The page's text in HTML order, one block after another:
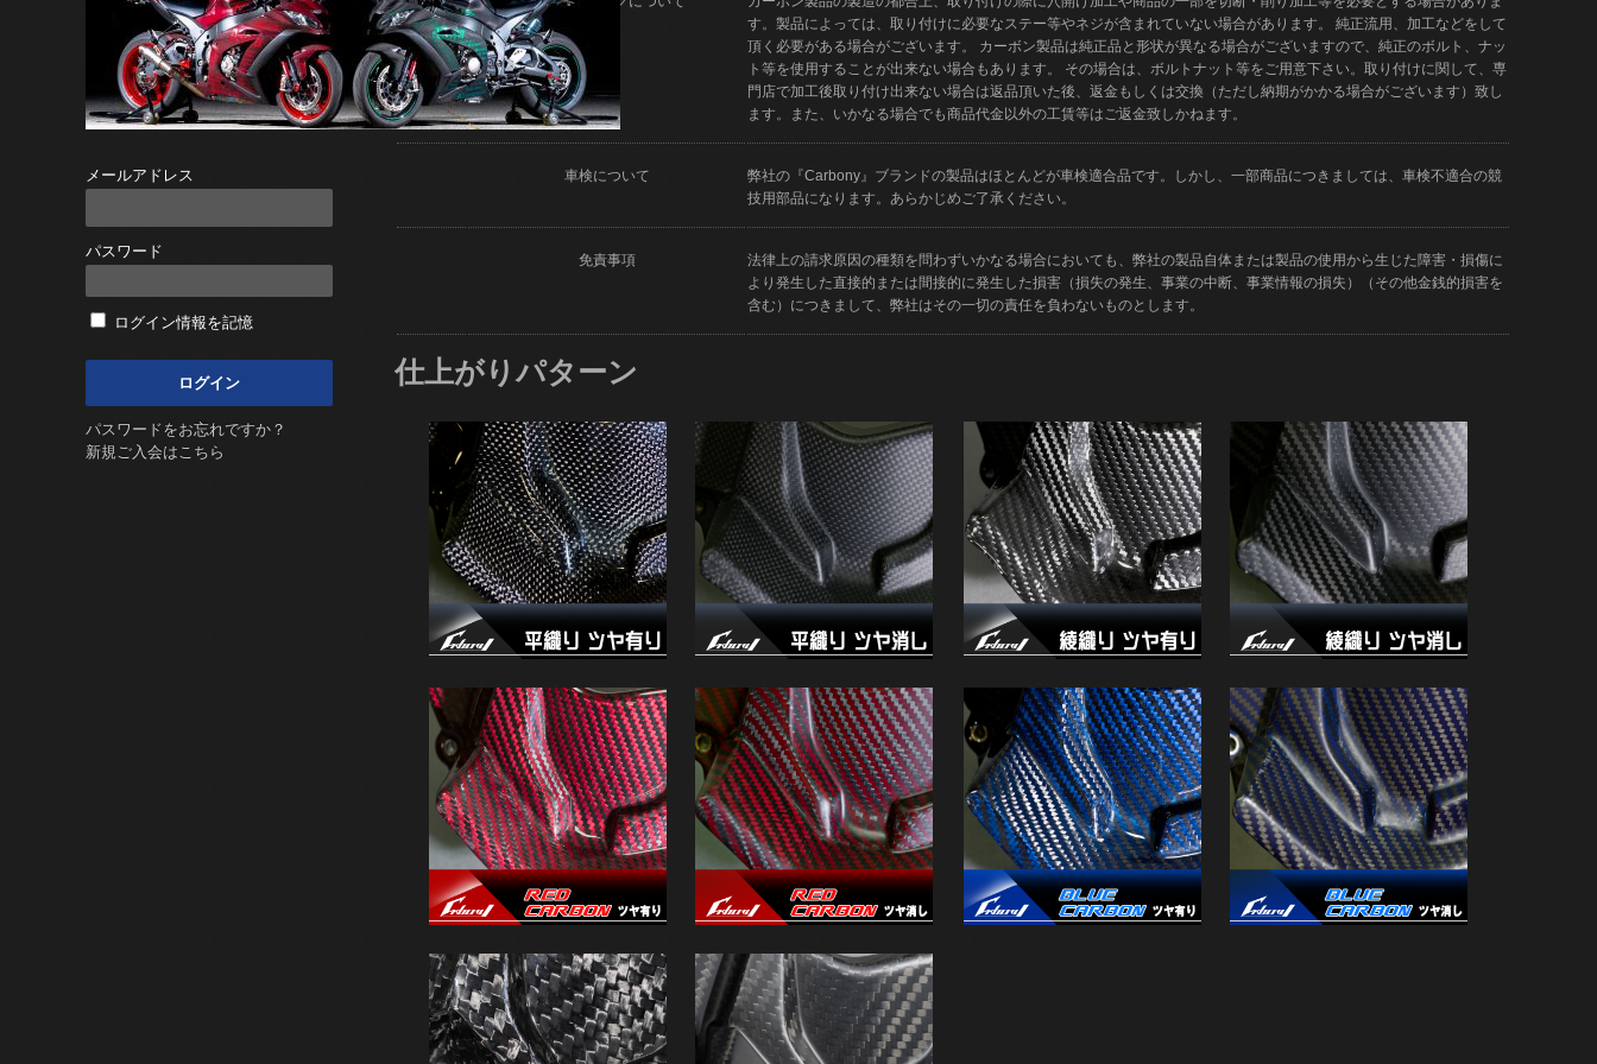
す。製品によっては、取り付けに必要なステー等やネジが含まれていない場合があります。 純正流用、加工などをして
頂く必要がある場合がございます。 カーボン製品は純正品と形状が異なる場合がございますので、純正のボルト、ナッ
ト等を使用することが出来ない場合もあります。 その場合は、ボルトナット等をご用意下さい。取り付けに関して、専
門店で加工後取り付け出来ない場合は返品頂いた後、返金もしくは交換（ただし納期がかかる場合がございます）致し
ます。また、いかなる場合でも商品代金以外の工賃等はご返金致しかねます。
車検について
弊社の『Carbony』ブランドの製品はほとんどが車検適合品です。しかし、一部商品につきましては、車検不適合の競
技用部品になります。あらかじめご了承ください。
免責事項
法律上の請求原因の種類を問わずいかなる場合においても、弊社の製品自体または製品の使用から生じた障害・損傷に
より発生した直接的または間接的に発生した損害（損失の発生、事業の中断、事業情報の損失）（その他金銭的損害を
含む）につきまして、弊社はその一切の責任を負わないものとします。
仕上がりパターン
メールアドレス
パスワード
ログイン情報を記憶
パスワードをお忘れですか？
新規ご入会はこちら